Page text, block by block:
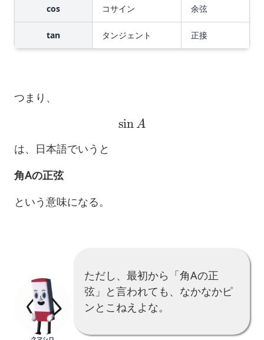
cos コサイン 余弦
tan タンジェント 正接
つまり、
sin A
は、日本語でいうと
角Aの正弦
という意味になる。
ただし、最初から「角Aの正
弦」と言われても、なかなかピ
ンとこねえよな。